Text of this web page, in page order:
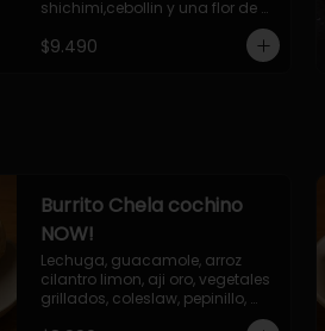
shichimi,cebollin y una flor de
$9.490
Burrito Chela cochino
NOW!
Lechuga, guacamole, arroz
cilantro limon, aji oro, vegetales
grillados, coleslaw, pepinillo,